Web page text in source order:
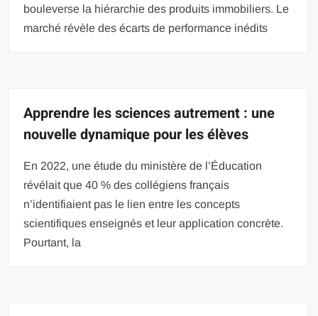
bouleverse la hiérarchie des produits immobiliers. Le
marché révèle des écarts de performance inédits
Apprendre les sciences autrement : une
nouvelle dynamique pour les élèves
En 2022, une étude du ministère de l’Éducation
révélait que 40 % des collégiens français
n’identifiaient pas le lien entre les concepts
scientifiques enseignés et leur application concrète.
Pourtant, la